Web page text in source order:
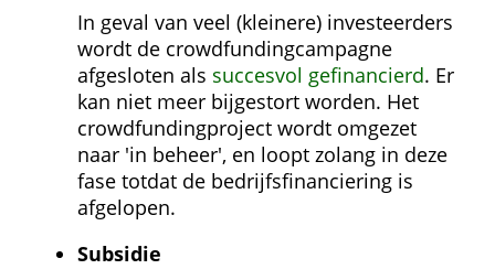
In geval van veel (kleinere) investeerders
wordt de crowdfunding­campagne
afgesloten als succesvol gefinancierd. Er
kan niet meer bijgestort worden. Het
crowdfundingproject wordt omgezet
naar 'in beheer', en loopt zolang in deze
fase totdat de bedrijfsfinanciering is
afgelopen.
Subsidie